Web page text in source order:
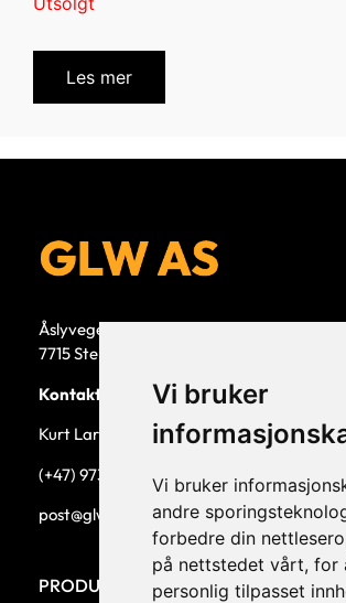
Vi bruker
Vi bruker
andre
forbedre din
på nettstedet vårt, for
personlig tilpasset
Les mer
Åslyvegen 5b
7715 Steinkjer
Kontaktperson
Kurt Larsen, daglig leder.
(+47) 973 33 332
post@glw.no
PRODUKTKATEGORIER